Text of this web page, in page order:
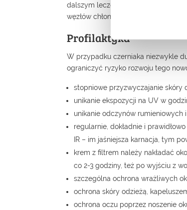
dalszym leczeniu decyduje lekarz,
węzłów chłonnych, immunoterapia.
Profilaktyka
W przypadku czerniaka niezwykle
ograniczyć ryzyko rozwoju tego
stopniowe przyzwyczajanie skóry
unikanie ekspozycji na UV w
unikanie odczynów rumieniowych
regularnie, dokładnie i
IR – im jaśniejsza karnacja, tym
krem z filtrem należy nakładać
co 2-3 godziny, też po wyjściu z
szczególna ochrona wrażliwych
ochrona skóry odzieżą,
ochrona oczu poprzez noszenie